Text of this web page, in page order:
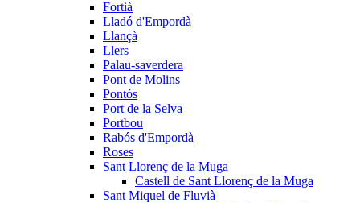
Fortià
Lladó d'Empordà
Llançà
Llers
Palau-saverdera
Pont de Molins
Pontós
Port de la Selva
Portbou
Rabós d'Empordà
Roses
Sant Llorenç de la Muga
Castell de Sant Llorenç de la Muga
Sant Miquel de Fluvià